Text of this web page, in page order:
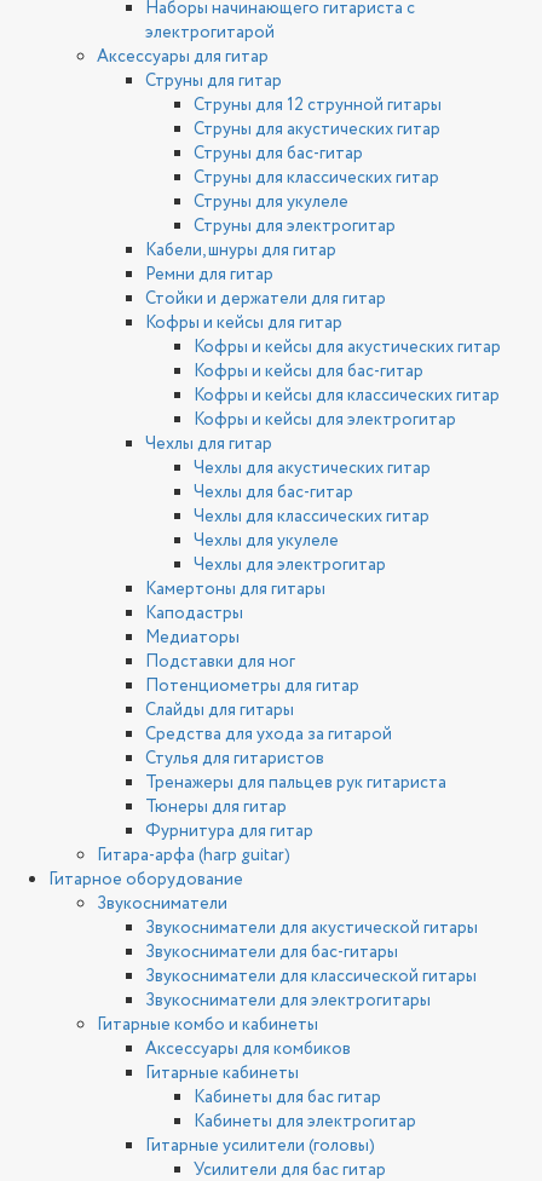
Наборы начинающего гитариста с
электрогитарой
Аксессуары для гитар
Струны для гитар
Струны для 12 струнной гитары
Струны для акустических гитар
Струны для бас-гитар
Струны для классических гитар
Струны для укулеле
Струны для электрогитар
Кабели, шнуры для гитар
Ремни для гитар
Стойки и держатели для гитар
Кофры и кейсы для гитар
Кофры и кейсы для акустических гитар
Кофры и кейсы для бас-гитар
Кофры и кейсы для классических гитар
Кофры и кейсы для электрогитар
Чехлы для гитар
Чехлы для акустических гитар
Чехлы для бас-гитар
Чехлы для классических гитар
Чехлы для укулеле
Чехлы для электрогитар
Камертоны для гитары
Каподастры
Медиаторы
Подставки для ног
Потенциометры для гитар
Слайды для гитары
Средства для ухода за гитарой
Стулья для гитаристов
Тренажеры для пальцев рук гитариста
Тюнеры для гитар
Фурнитура для гитар
Гитара-арфа (harp guitar)
Гитарное оборудование
Звукосниматели
Звукосниматели для акустической гитары
Звукосниматели для бас-гитары
Звукосниматели для классической гитары
Звукосниматели для электрогитары
Гитарные комбо и кабинеты
Аксессуары для комбиков
Гитарные кабинеты
Кабинеты для бас гитар
Кабинеты для электрогитар
Гитарные усилители (головы)
Усилители для бас гитар